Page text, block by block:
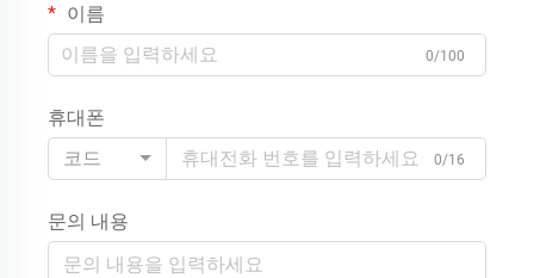
이름
0/100
휴대폰
코드
0/16
문의 내용